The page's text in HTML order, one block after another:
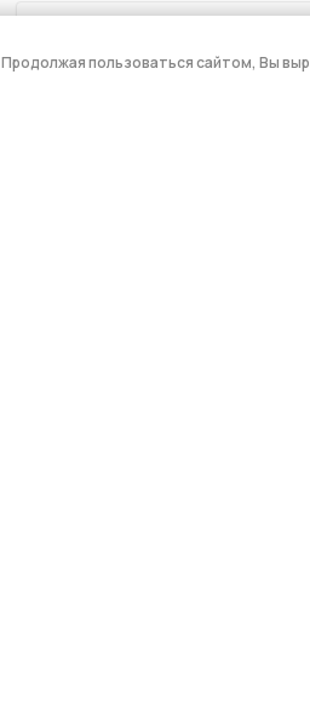
Продолжая пользоваться сайтом, Вы